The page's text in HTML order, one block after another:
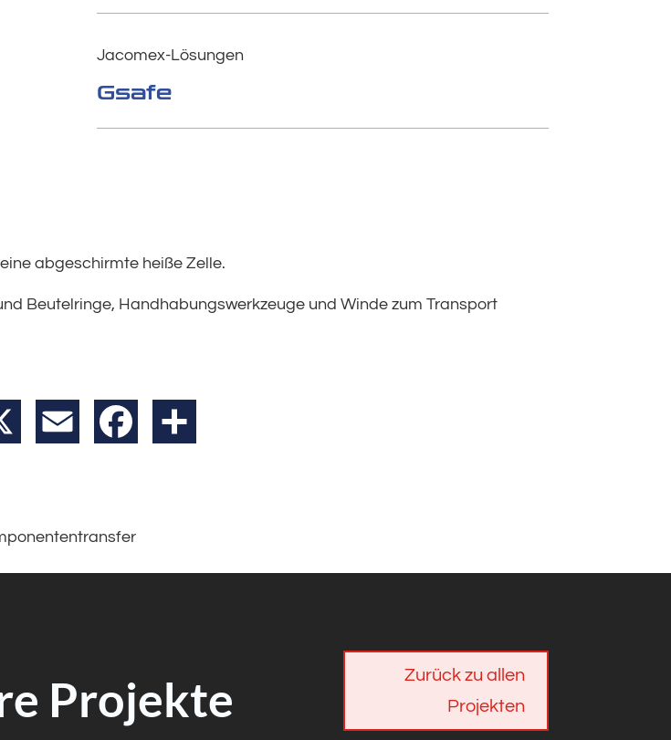
Jacomex-Lösungen
Gsafe
abgeschirmte heiße Zelle.
Beutelringe, Handhabungswerkzeuge und Winde zum Transport
Email Facebook
Projekte
Zurück zu allen
Projekten